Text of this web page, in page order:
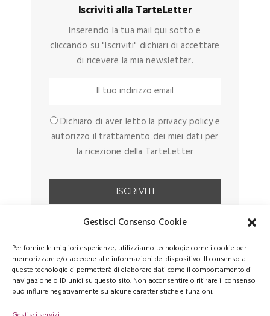
Gestisci Consenso Cookie
Per fornire le migliori esperienze, utilizziamo tecnologie come i cookie per
memorizzare e/o accedere alle informazioni del dispositivo. Il consenso a
queste tecnologie ci permetterà di elaborare dati come il comportamento di
navigazione o ID unici su questo sito. Non acconsentire o ritirare il consenso
può influire negativamente su alcune caratteristiche e funzioni.
Iscriviti alla TarteLetter
Inserendo la tua mail qui sotto e
cliccando su "Iscriviti" dichiari di accettare
di ricevere la mia newsletter.
Dichiaro di aver letto la privacy policy e
autorizzo il trattamento dei miei dati per
la ricezione della TarteLetter